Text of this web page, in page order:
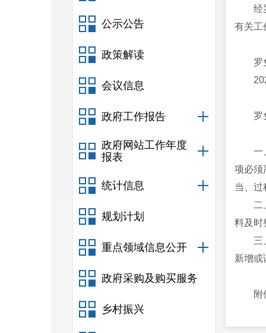
公示公告
政策解读
会议信息
政府工作报告
政府网站工作年度
报表
统计信息
规划计划
重点领域信息公开
政府采购及购买服务
乡村振兴
经
有关工
罗
罗
一
项必须
当、过
二
料及时
三
新增或
附
附